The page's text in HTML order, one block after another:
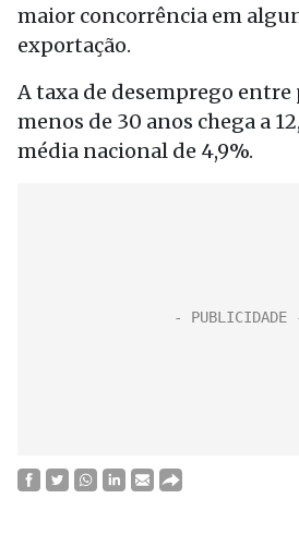
maior concorrência em
exportação.
A taxa de desemprego entre
menos de 30 anos chega a
média nacional de 4,9%.